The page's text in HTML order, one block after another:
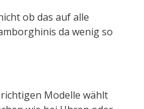
ob das auf alle
da wenig so
richtigen Modelle wählt